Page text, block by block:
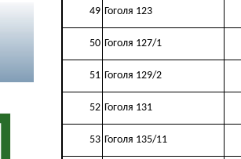
49 Гоголя 123
50 Гоголя 127/1
51 Гоголя 129/2
52 Гоголя 131
53 Гоголя 135/11